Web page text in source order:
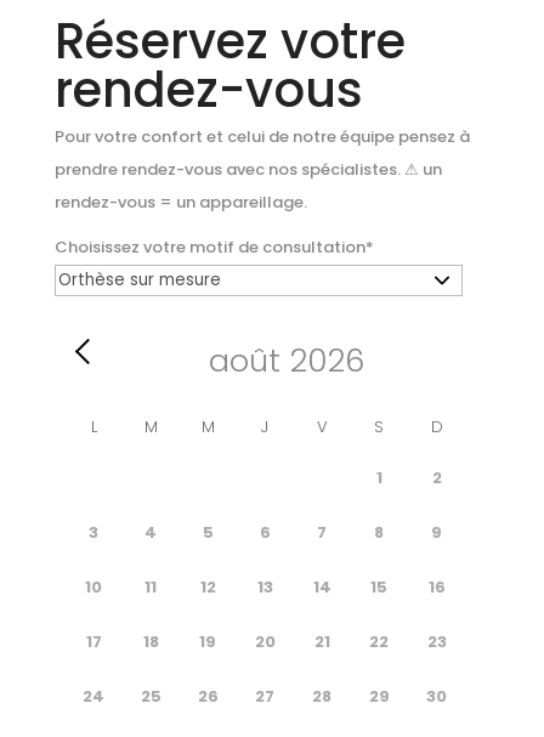
Réservez votre
rendez-vous
Pour votre confort et celui de notre équipe pensez à
prendre rendez-vous avec nos spécialistes. ⚠ un
rendez-vous = un appareillage.
Choisissez votre motif de consultation*
août 2026
L M M J V S D
1 2
3 4 5 6 7 8 9
10 11 12 13 14 15 16
17 18 19 20 21 22 23
24 25 26 27 28 29 30